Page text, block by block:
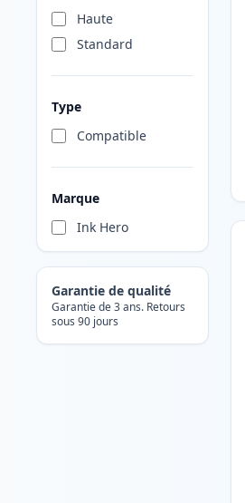
Haute
Standard
Type
Compatible
Marque
Ink Hero
Garantie de qualité
Garantie de 3 ans. Retours
sous 90 jours